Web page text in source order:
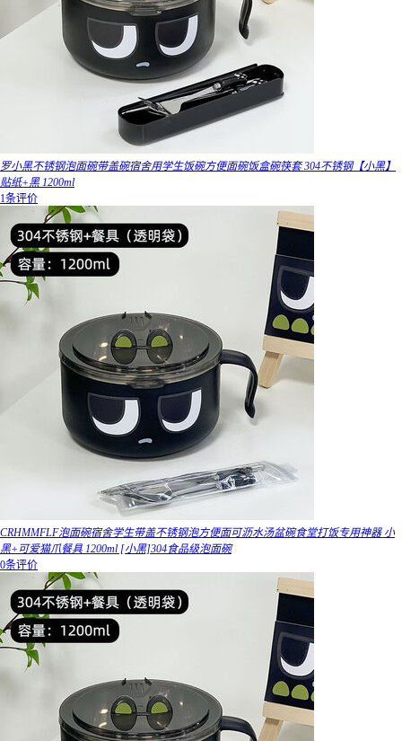
罗小黑不锈钢泡面碗带盖碗宿舍用学生饭碗方便面碗饭盒碗筷套 304不锈钢【小黑】
贴纸+黑 1200ml
1条评价
CRHMMFLF泡面碗宿舍学生带盖不锈钢泡方便面可沥水汤盆碗食堂打饭专用神器 小
黑+可爱猫爪餐具 1200ml [小黑]304食品级泡面碗
0条评价